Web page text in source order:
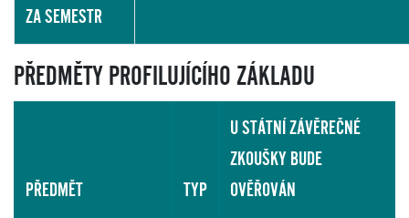
ZA SEMESTR
PŘEDMĚTY PROFILUJÍCÍHO ZÁKLADU
PŘEDMĚT TYP
U STÁTNÍ ZÁVĚREČNÉ
ZKOUŠKY BUDE
OVĚŘOVÁN